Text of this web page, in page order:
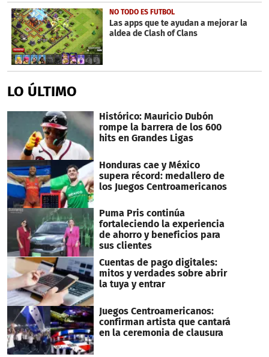
NO TODO ES FUTBOL
Las apps que te ayudan a mejorar la
aldea de Clash of Clans
LO ÚLTIMO
Histórico: Mauricio Dubón
rompe la barrera de los 600
hits en Grandes Ligas
Honduras cae y México
supera récord: medallero de
los Juegos Centroamericanos
Puma Pris continúa
fortaleciendo la experiencia
de ahorro y beneficios para
sus clientes
Cuentas de pago digitales:
mitos y verdades sobre abrir
la tuya y entrar
Juegos Centroamericanos:
confirman artista que cantará
en la ceremonia de clausura